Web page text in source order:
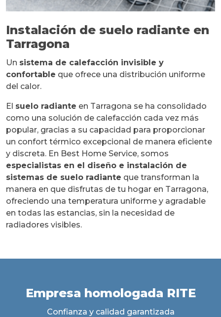
Instalación de suelo radiante en
Tarragona
Un sistema de calefacción invisible y
confortable que ofrece una distribución uniforme
del calor.
El suelo radiante en Tarragona se ha consolidado
como una solución de calefacción cada vez más
popular, gracias a su capacidad para proporcionar
un confort térmico excepcional de manera eficiente
y discreta. En Best Home Service, somos
especialistas en el diseño e instalación de
sistemas de suelo radiante que transforman la
manera en que disfrutas de tu hogar en Tarragona,
ofreciendo una temperatura uniforme y agradable
en todas las estancias, sin la necesidad de
radiadores visibles.
Empresa homologada RITE
Confianza y calidad garantizada